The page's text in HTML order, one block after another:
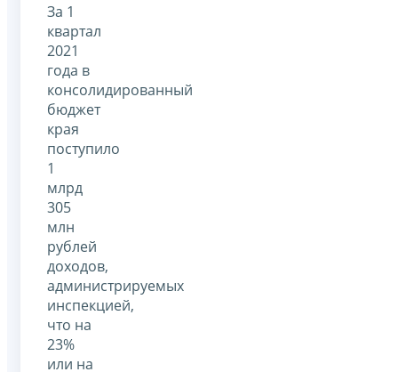
За 1
квартал
2021
года в
консолидированный
бюджет
края
поступило
1
млрд
305
млн
рублей
доходов,
администрируемых
инспекцией,
что на
23%
или на